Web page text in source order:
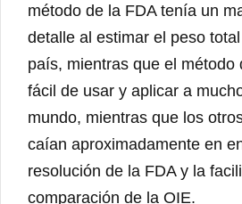
método de la FDA tenía un
detalle al estimar el peso
país, mientras que el método
fácil de usar y aplicar a
mundo, mientras que los
caían aproximadamente en
resolución de la FDA y la
comparación de la OIE.